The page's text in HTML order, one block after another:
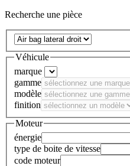
Recherche une pièce
Véhicule
marque
gamme
modèle
finition
Moteur
énergie
type de boite de vitesse
code moteur